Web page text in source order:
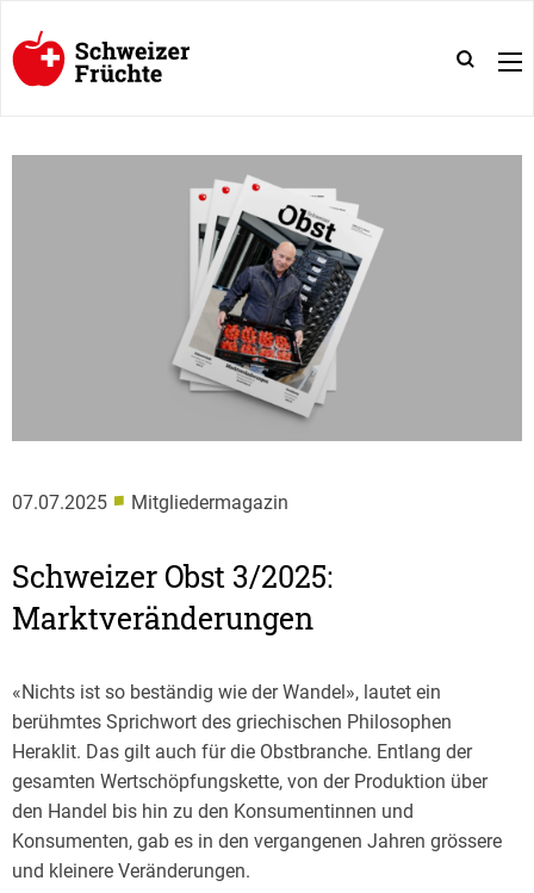
07.07.2025 ■ Mitgliedermagazin
Schweizer Obst 3/2025:
Marktveränderungen
«Nichts ist so beständig wie der Wandel», lautet ein
berühmtes Sprichwort des griechischen Philosophen
Heraklit. Das gilt auch für die Obstbranche. Entlang der
gesamten Wertschöpfungskette, von der Produktion über
den Handel bis hin zu den Konsumentinnen und
Konsumenten, gab es in den vergangenen Jahren grössere
und kleinere Veränderungen.